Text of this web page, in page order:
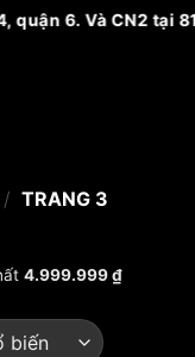
CN2 tại 81
/ TRANG 3
4.999.999₫